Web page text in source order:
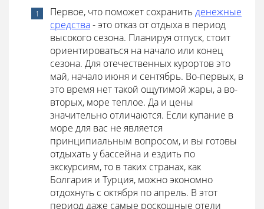
Первое, что поможет сохранитьденежные
средства- это отказ от отдыха в период
высокого сезона. Планируя отпуск, стоит
ориентироваться на начало или конец
сезона. Для отечественных курортов это
май, начало июня и сентябрь. Во-первых, в
это время нет такой ощутимой жары, а во-
вторых, море теплое. Да и цены
значительно отличаются. Если купание в
море для вас не является
принципиальным вопросом, и вы готовы
отдыхать у бассейна и ездить по
экскурсиям, то в таких странах, как
Болгария и Турция, можно экономно
отдохнуть с октября по апрель. В этот
период даже самые роскошные отели